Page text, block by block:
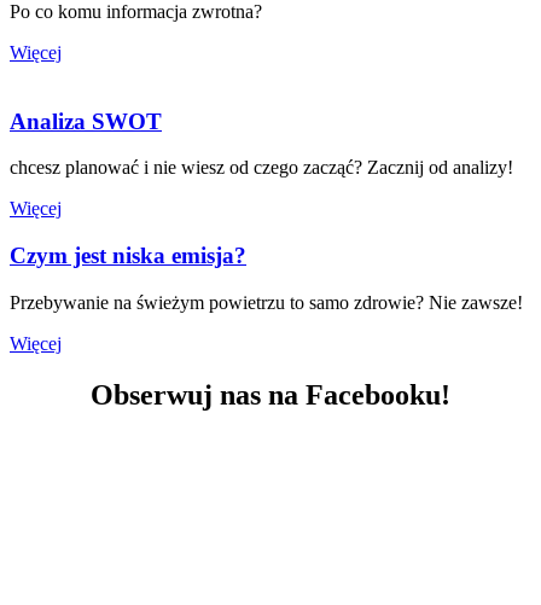
Po co komu informacja zwrotna?
Więcej
Analiza SWOT
chcesz planować i nie wiesz od czego zacząć? Zacznij od analizy!
Więcej
Czym jest niska emisja?
Przebywanie na świeżym powietrzu to samo zdrowie? Nie zawsze!
Więcej
Obserwuj nas na Facebooku!